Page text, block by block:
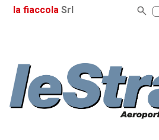
la fiaccola Srl